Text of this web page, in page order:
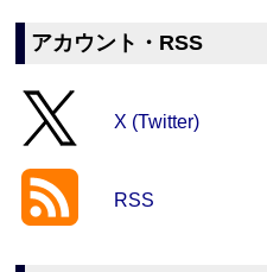
アカウント・RSS
X (Twitter)
RSS